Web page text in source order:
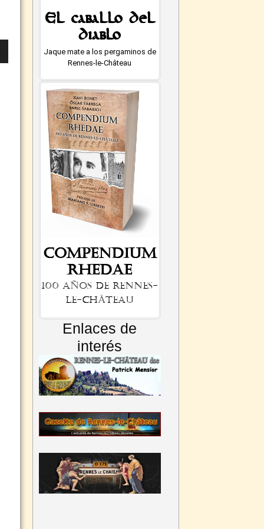
El caballo del
diablo
Jaque mate a los pergaminos de
Rennes-le-Château
Compendium
Rhedae
100 años de Rennes-
le-Château
Enlaces de
interés